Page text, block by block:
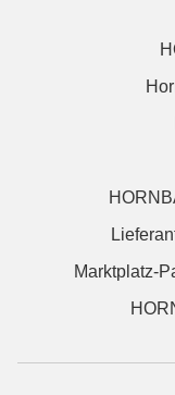
Marktplatz-